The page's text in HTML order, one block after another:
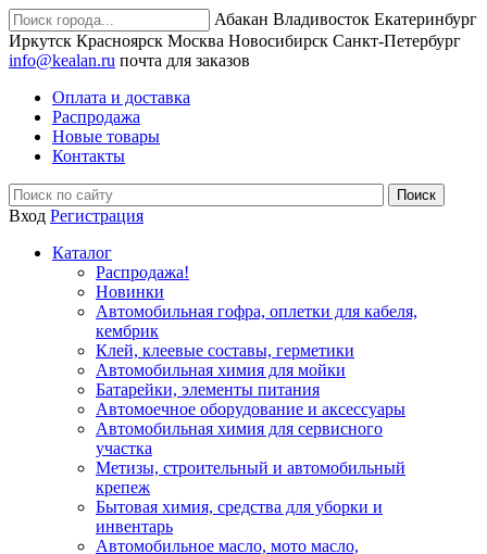
Абакан Владивосток Екатеринбург
Иркутск Красноярск Москва Новосибирск Санкт-Петербург
info@kealan.ru почта для заказов
Оплата и доставка
Распродажа
Новые товары
Контакты
Вход Регистрация
Каталог
Распродажа!
Новинки
Автомобильная гофра, оплетки для кабеля,
кембрик
Клей, клеевые составы, герметики
Автомобильная химия для мойки
Батарейки, элементы питания
Автомоечное оборудование и аксессуары
Автомобильная химия для сервисного
участка
Метизы, строительный и автомобильный
крепеж
Бытовая химия, средства для уборки и
инвентарь
Автомобильное масло, мото масло,